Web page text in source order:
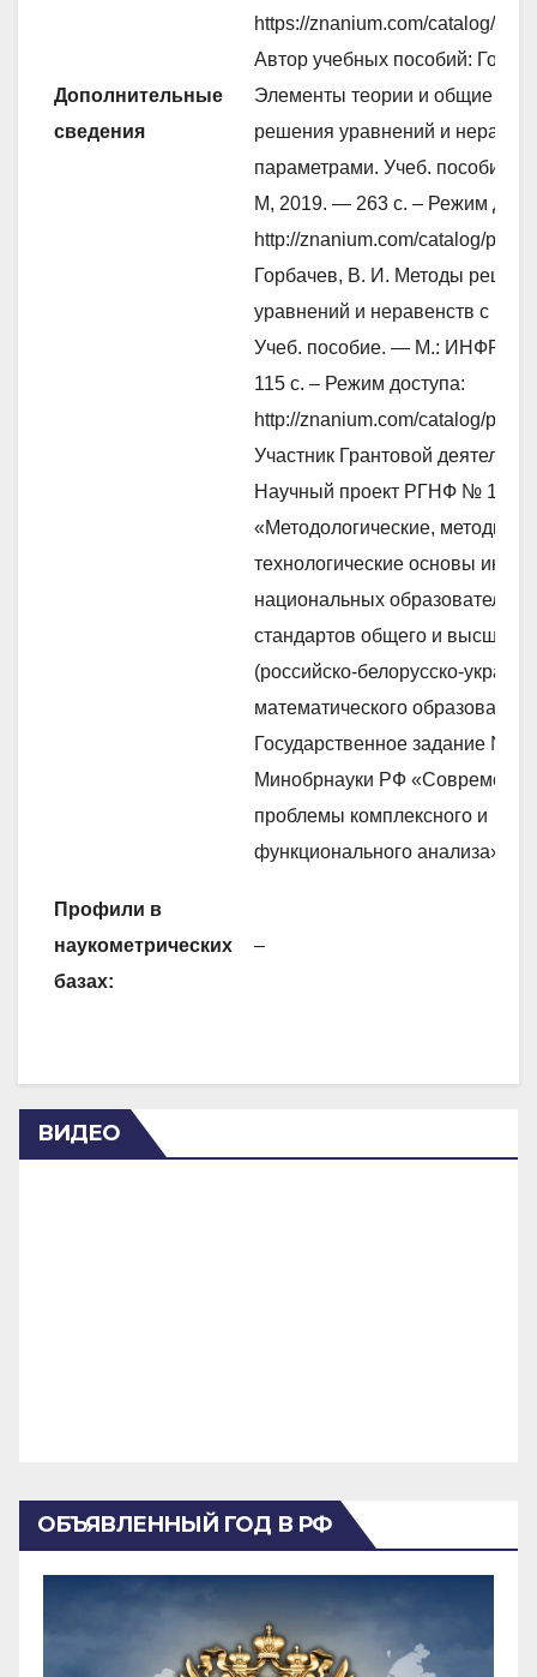
Дополнительные
сведения
https://znanium.com/catalog/
Автор учебных пособий:
Элементы теории и общие
решения уравнений и
параметрами. Учеб. пособие.
М, 2019. — 263 с. – Режим
http://znanium.com/catalog/
Горбачев, В. И. Методы
уравнений и неравенств с
Учеб. пособие. — М.: ИНФРА-
115 с. – Режим доступа:
http://znanium.com/catalog/
Участник Грантовой
Научный проект РГНФ № 13-
«Методологические,
технологические основы
национальных
стандартов общего и высшего
(российско-белорусско-
математического
Государственное задание №
Минобрнауки РФ
проблемы комплексного и
функционального анализа».
Профили в
наукометрических
базах:
–
ВИДЕО
ОБЪЯВЛЕННЫЙ ГОД В РФ